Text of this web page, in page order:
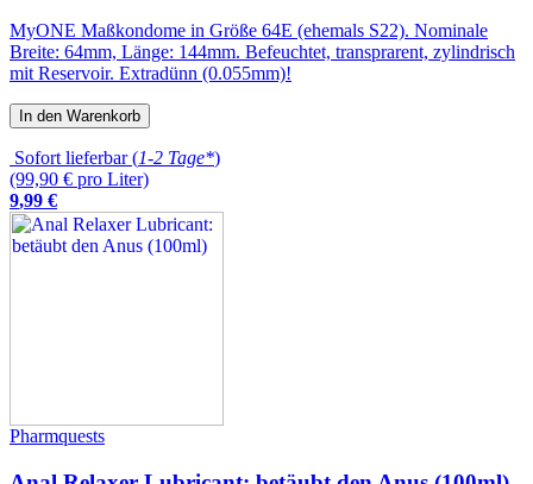
MyONE Maßkondome in Größe 64E (ehemals S22). Nominale
Breite: 64mm, Länge: 144mm. Befeuchtet, transprarent, zylindrisch
mit Reservoir. Extradünn (0.055mm)!
In den Warenkorb
Sofort lieferbar (1-2 Tage*)
(99,90 € pro Liter)
9,99 €
Pharmquests